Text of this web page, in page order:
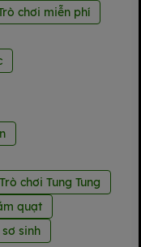
chơi miễn phí
Trò chơi Tung Tung
quạt
sinh